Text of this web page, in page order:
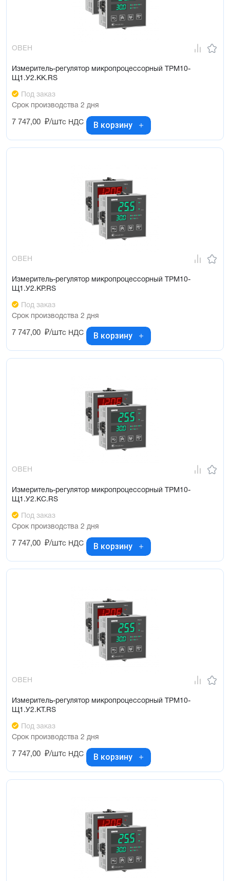
ОВЕН
Измеритель-регулятор микропроцессорный ТРМ10-
Щ1.У2.КК.RS
Под заказ
Срок производства 2 дня
7 747,00 ₽/штс НДС В корзину
ОВЕН
Измеритель-регулятор микропроцессорный ТРМ10-
Щ1.У2.КР.RS
Под заказ
Срок производства 2 дня
7 747,00 ₽/штс НДС В корзину
ОВЕН
Измеритель-регулятор микропроцессорный ТРМ10-
Щ1.У2.КС.RS
Под заказ
Срок производства 2 дня
7 747,00 ₽/штс НДС В корзину
ОВЕН
Измеритель-регулятор микропроцессорный ТРМ10-
Щ1.У2.КТ.RS
Под заказ
Срок производства 2 дня
7 747,00 ₽/штс НДС В корзину